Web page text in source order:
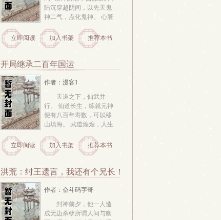
陆沉穿越阴间，以先天鬼
神二气，点化鬼神。 心脏
赤心宫，约束诸神。影子
成为阴天子，开辟阴影空
差，神将，神兵，鬼将，
阴兵 耳报神。 足道...
立即阅读 加入书架 推荐本书
开局继承二百年国运
作者：漫客1
天道之下，仙武并
行。 仙道长生，练就元神
便有八百年寿数，可以移
山填海。 武道煌煌，人生
人力胜天。 修行之人在山
上，开宗立派，而武夫在
朝，甚至可至与仙道宗门
平分秋色 只可惜不管是修
行还是练武...
立即阅读 加入书架 推荐本书
洪荒：纣王遗言，我还有个兄长！
作者：奋斗码字哥
封神前夕，他一人造
成无边杀孽所谓人间与幽